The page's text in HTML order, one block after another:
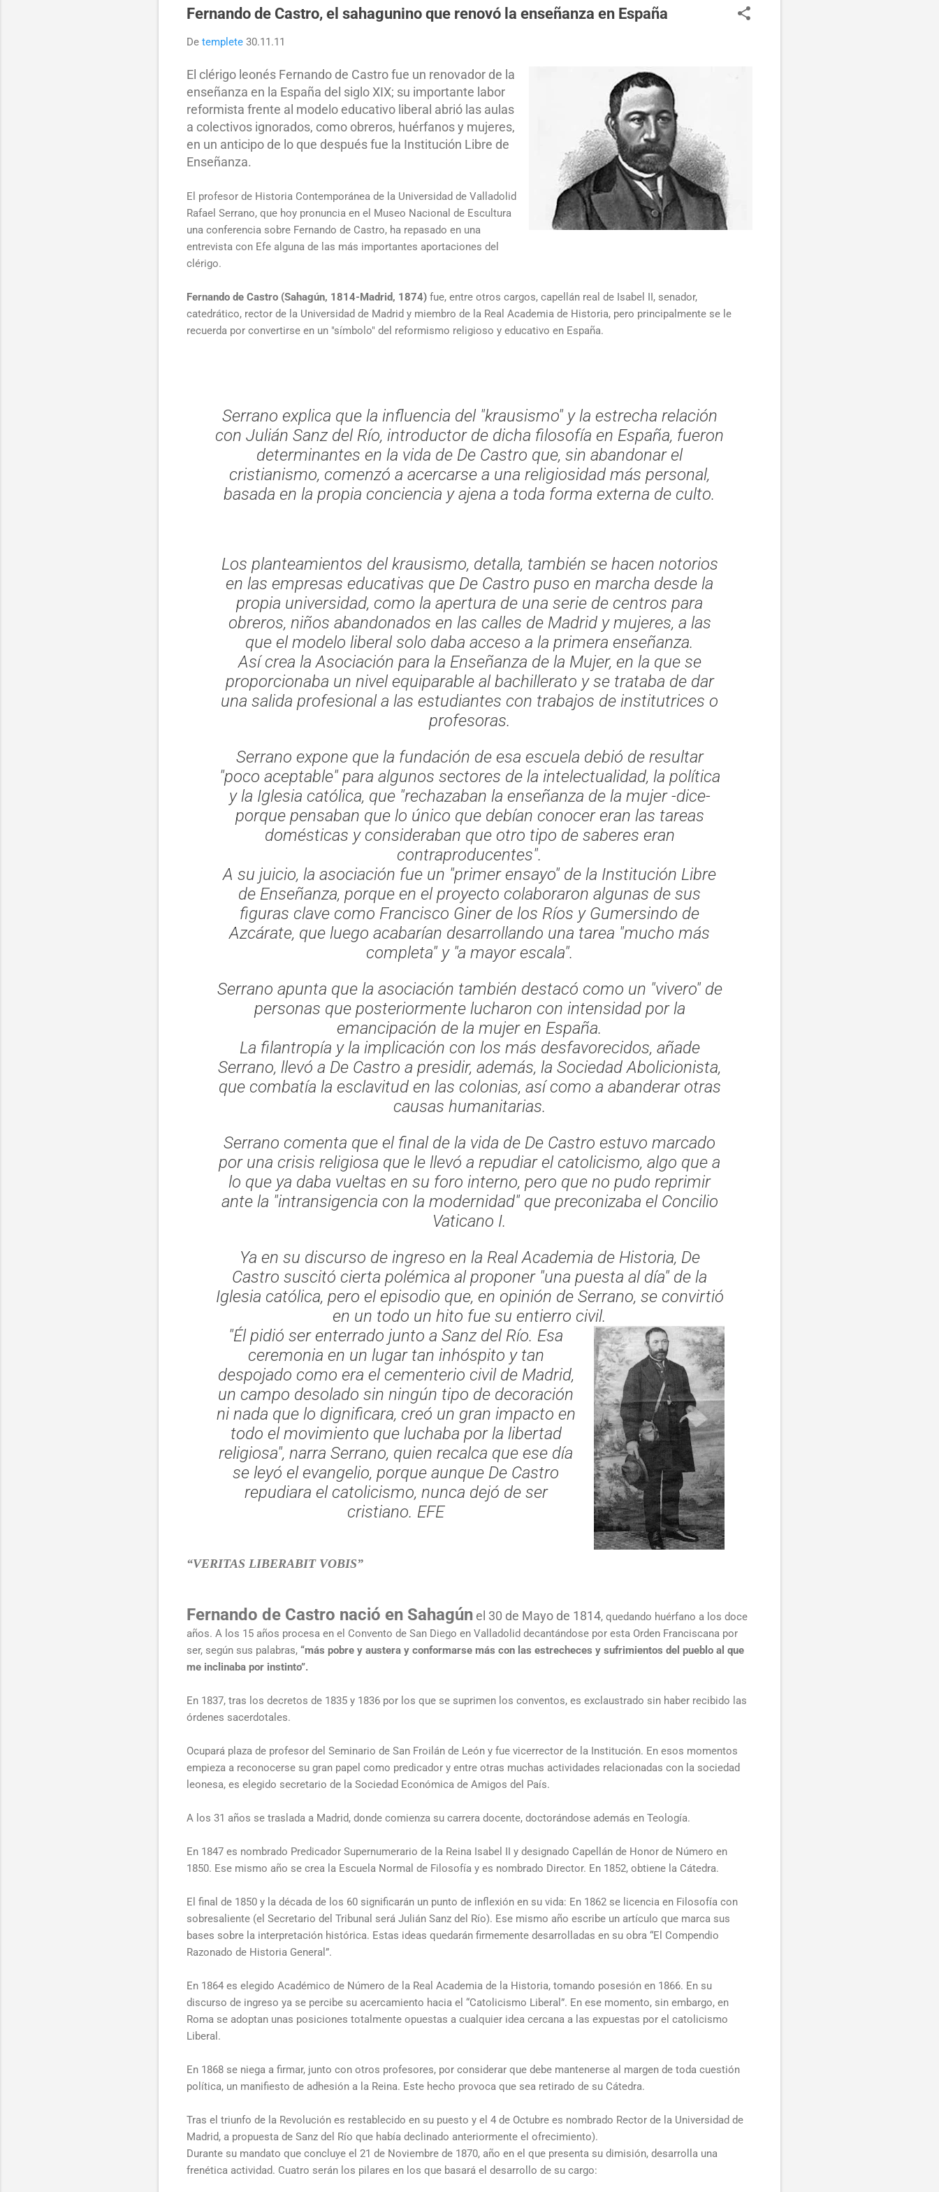
Fernando de Castro, el sahagunino que renovó la enseñanza en España
De templete 30.11.11
El clérigo leonés Fernando de Castro fue un renovador de la
enseñanza en la España del siglo XIX; su importante labor
reformista frente al modelo educativo liberal abrió las aulas
a colectivos ignorados, como obreros, huérfanos y mujeres,
en un anticipo de lo que después fue la Institución Libre de
Enseñanza.
El profesor de Historia Contemporánea de la Universidad de Valladolid
Rafael Serrano, que hoy pronuncia en el Museo Nacional de Escultura
una conferencia sobre Fernando de Castro, ha repasado en una
entrevista con Efe alguna de las más importantes aportaciones del
clérigo.
Fernando de Castro (Sahagún, 1814-Madrid, 1874) fue, entre otros cargos, capellán real de Isabel II, senador,
catedrático, rector de la Universidad de Madrid y miembro de la Real Academia de Historia, pero principalmente se le
recuerda por convertirse en un "símbolo" del reformismo religioso y educativo en España.
Serrano explica que la influencia del "krausismo"y la estrecha relación
con Julián Sanz del Río, introductor de dicha filosofía en España, fueron
determinantes en la vida de De Castro que, sin abandonar el
cristianismo, comenzó a acercarse a una religiosidad más personal,
basada en la propia conciencia y ajena a toda forma externa de culto.
Los planteamientos del krausismo, detalla, también se hacen notorios
en las empresas educativas que De Castro puso en marcha desde la
propia universidad, como la apertura de una serie de centros para
obreros, niños abandonados en las calles de Madrid y mujeres, a las
que el modelo liberal solo daba acceso a la primera enseñanza.
Así crea la Asociación para la Enseñanza de la Mujer, en la que se
proporcionaba un nivel equiparable al bachillerato y se trataba de dar
una salida profesional a las estudiantes con trabajos de institutrices o
profesoras.
Serrano expone que la fundación de esa escuela debió de resultar
"poco aceptable"para algunos sectores de la intelectualidad, la política
y la Iglesia católica, que "rechazaban la enseñanza de la mujer -dice-
porque pensaban que lo único que debían conocer eran las tareas
domésticas y consideraban que otro tipo de saberes eran
contraproducentes".
A su juicio, la asociación fue un "primer ensayo" de la Institución Libre
de Enseñanza, porque en el proyecto colaboraron algunas de sus
figuras clave como Francisco Giner de los Ríos y Gumersindo de
Azcárate, que luego acabarían desarrollando una tarea "mucho más
completa" y "a mayor escala".
Serrano apunta que la asociación también destacó como un "vivero"de
personas que posteriormente lucharon con intensidad por la
emancipación de la mujer en España.
La filantropía y la implicación con los más desfavorecidos, añade
Serrano, llevó a De Castro a presidir, además, la Sociedad Abolicionista,
que combatía la esclavitud en las colonias, así como a abanderar otras
causas humanitarias.
Serrano comenta que el final de la vida de De Castro estuvo marcado
por una crisis religiosa que le llevó a repudiar el catolicismo, algo que a
lo que ya daba vueltas en su foro interno, pero que no pudo reprimir
ante la "intransigencia con la modernidad"que preconizaba el Concilio
Vaticano I.
Ya en su discurso de ingreso en la Real Academia de Historia, De
Castro suscitó cierta polémica al proponer "una puesta al día" de la
Iglesia católica, pero el episodio que, en opinión de Serrano, se convirtió
en un todo un hito fue su entierro civil.
"Él pidió ser enterrado junto a Sanz del Río. Esa
ceremonia en un lugar tan inhóspito y tan
despojado como era el cementerio civil de Madrid,
un campo desolado sin ningún tipo de decoración
ni nada que lo dignificara, creó un gran impacto en
todo el movimiento que luchaba por la libertad
religiosa", narra Serrano, quien recalca que ese día
se leyó el evangelio, porque aunque De Castro
repudiara el catolicismo, nunca dejó de ser
cristiano. EFE
“VERITAS LIBERABIT VOBIS”
Fernando de Castro nació en Sahagún el 30 de Mayo de 1814, quedando huérfano a los doce
años. A los 15 años procesa en el Convento de San Diego en Valladolid decantándose por esta Orden Franciscana por
ser, según sus palabras, “más pobre y austera y conformarse más con las estrecheces y sufrimientos del pueblo al que
me inclinaba por instinto”.
En 1837, tras los decretos de 1835 y 1836 por los que se suprimen los conventos, es exclaustrado sin haber recibido las
órdenes sacerdotales.
Ocupará plaza de profesor del Seminario de San Froilán de León y fue vicerrector de la Institución. En esos momentos
empieza a reconocerse su gran papel como predicador y entre otras muchas actividades relacionadas con la sociedad
leonesa, es elegido secretario de la Sociedad Económica de Amigos del País.
A los 31 años se traslada a Madrid, donde comienza su carrera docente, doctorándose además en Teología.
En 1847 es nombrado Predicador Supernumerario de la Reina Isabel II y designado Capellán de Honor de Número en
1850. Ese mismo año se crea la Escuela Normal de Filosofía y es nombrado Director. En 1852, obtiene la Cátedra.
El final de 1850 y la década de los 60 significarán un punto de inflexión en su vida: En 1862 se licencia en Filosofía con
sobresaliente (el Secretario del Tribunal será Julián Sanz del Río). Ese mismo año escribe un artículo que marca sus
bases sobre la interpretación histórica. Estas ideas quedarán firmemente desarrolladas en su obra “El Compendio
Razonado de Historia General”.
En 1864 es elegido Académico de Número de la Real Academia de la Historia, tomando posesión en 1866. En su
discurso de ingreso ya se percibe su acercamiento hacia el “Catolicismo Liberal”. En ese momento, sin embargo, en
Roma se adoptan unas posiciones totalmente opuestas a cualquier idea cercana a las expuestas por el catolicismo
Liberal.
En 1868 se niega a firmar, junto con otros profesores, por considerar que debe mantenerse al margen de toda cuestión
política, un manifiesto de adhesión a la Reina. Este hecho provoca que sea retirado de su Cátedra.
Tras el triunfo de la Revolución es restablecido en su puesto y el 4 de Octubre es nombrado Rector de la Universidad de
Madrid, a propuesta de Sanz del Río que había declinado anteriormente el ofrecimiento).
Durante su mandato que concluye el 21 de Noviembre de 1870, año en el que presenta su dimisión, desarrolla una
frenética actividad. Cuatro serán los pilares en los que basará el desarrollo de su cargo: